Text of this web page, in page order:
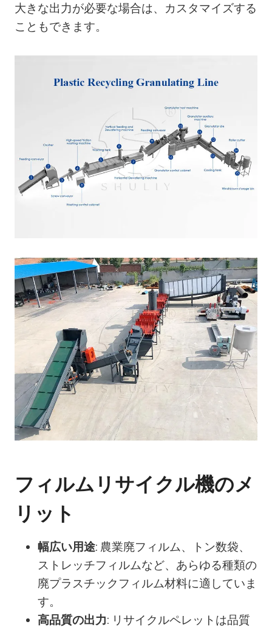
大きな出力が必要な場合は、カスタマイズする
こともできます。
フィルムリサイクル機のメ
リット
幅広い用途: 農業廃フィルム、トン数袋、
ストレッチフィルムなど、あらゆる種類の
廃プラスチックフィルム材料に適していま
す。
高品質の出力: リサイクルペレットは品質